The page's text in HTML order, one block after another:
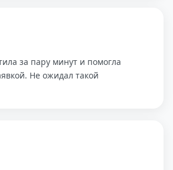
за пару минут и помогла
Не ожидал такой